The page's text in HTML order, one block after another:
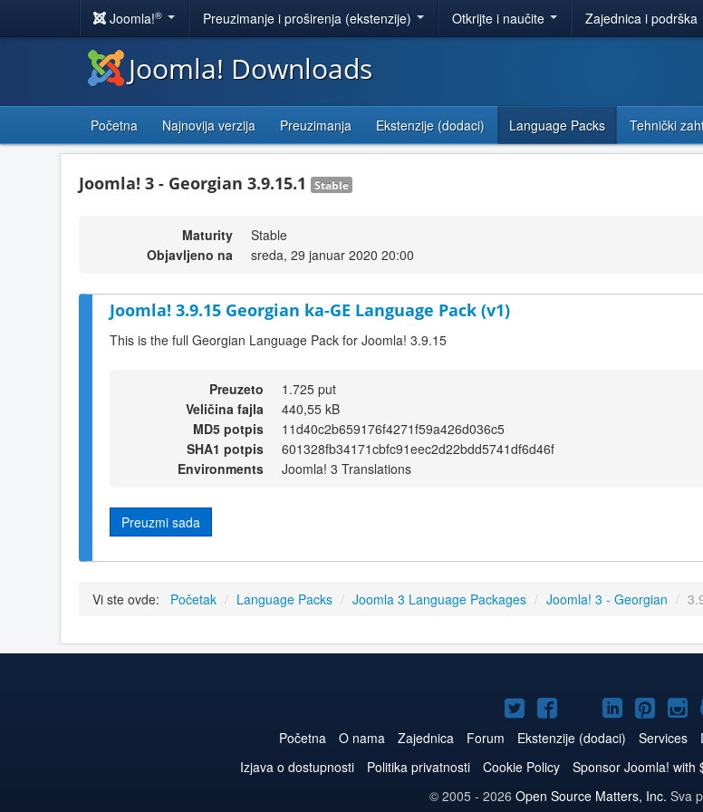
Joomla!® Preuzimanje i proširenja (ekstenzije) Otkrijte i naučite Zajednica i podrška
Joomla! Downloads
Početna Najnovija verzija Preuzimanja Ekstenzije (dodaci) Language Packs Tehnički
Joomla! 3 - Georgian 3.9.15.1 Stable
Maturity
Stable
Objavljeno na
sreda, 29 januar 2020 20:00
Joomla! 3.9.15 Georgian ka-GE Language Pack (v1)
This is the full Georgian Language Pack for Joomla! 3.9.15
Preuzeto
1.725 put
Veličina fajla
440,55 kB
MD5 potpis
11d40c2b659176f4271f59a426d036c5
SHA1 potpis
601328fb34171cbfc91eec2d22bdd5741df6d46f
Environments
Joomla! 3 Translations
Preuzmi sada
Vi ste ovde: Početak / Language Packs / Joomla 3 Language Packages / Joomla! 3 - Georgian /
Joomla!
na
Twitteru
Joomla!
na
Facebooku
Joomla!
na
YouTube
Joomla!
na na
Početna O nama Zajednica Forum Ekstenzije (dodaci) Services
Izjava o dostupnosti
Politika privatnosti Cookie Policy Sponsor Joomla! with
© 2005 - 2026 Open Source Matters, Inc. Sva